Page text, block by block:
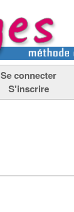
Se connecter
S'inscrire